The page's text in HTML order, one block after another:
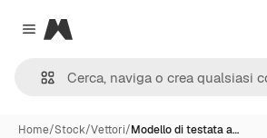
Close menu
Magnific
Home/Stock/Vettori/Modello di testata a…